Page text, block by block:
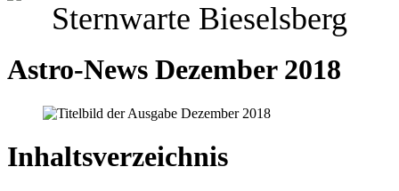
Sternwarte Bieselsberg
Astro-News Dezember 2018
Inhaltsverzeichnis